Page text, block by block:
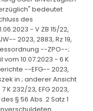
bedeutet
des
- V ZB 15/22,
2023, 2883, Rz 19,
--ZPO--;
10.07.2023 - 6 K
--EFG-- 2023,
in ; anderer Ansicht
K 232/23, EFG 2023,
§ 56 Abs. 2 Satz 1